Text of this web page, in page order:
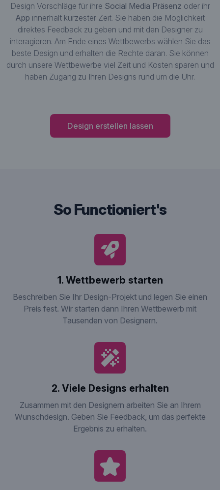
Design Vorschläge für ihre Social Media Präsenz oder ihr
App innerhalt kürzester Zeit. Sie haben die Möglichkeit
direktes Feedback zu geben und mit den Designer zu
interagieren. Am Ende eines Wettbewerbs wählen Sie das
beste Design und erhalten die Rechte daran. Sie können
durch unsere Wettbewerbe viel Zeit und Kosten sparen und
haben Zugang zu Ihren Designs rund um die Uhr.
Design erstellen lassen
So Functioniert's
1. Wettbewerb starten
Beschreiben Sie Ihr Design-Projekt und legen Sie einen
Preis fest. Wir starten dann Ihren Wettbewerb mit
Tausenden von Designern.
2. Viele Designs erhalten
Zusammen mit den Designern arbeiten Sie an Ihrem
Wunschdesign. Geben Sie Feedback, um das perfekte
Ergebnis zu erhalten.